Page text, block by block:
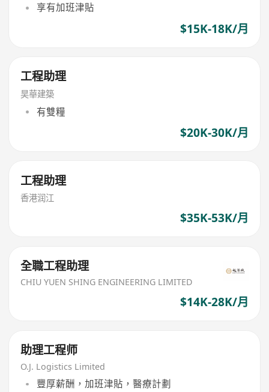
享有加班津貼
$15K-18K/月
工程助理
昊華建築
有雙糧
$20K-30K/月
工程助理
香港润江
$35K-53K/月
全職工程助理
CHIU YUEN SHING ENGINEERING LIMITED
$14K-28K/月
助理工程师
O.J. Logistics Limited
豐厚薪酬，加班津貼，醫療計劃